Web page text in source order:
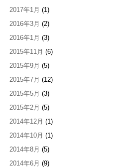
2017年1月 (1)
2016年3月 (2)
2016年1月 (3)
2015年11月 (6)
2015年9月 (5)
2015年7月 (12)
2015年5月 (3)
2015年2月 (5)
2014年12月 (1)
2014年10月 (1)
2014年8月 (5)
2014年6月 (9)